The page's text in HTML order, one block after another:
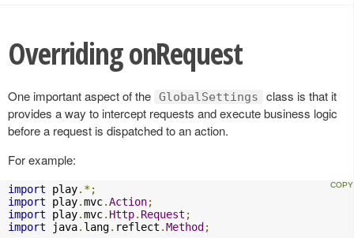
Overriding onRequest
One important aspect of the GlobalSettings
class is that it
provides a way to intercept requests and execute business logic
before a request is dispatched to an action.
For example:
import play.*;
import play.mvc.Action;
import play.mvc. Http. Request ;
import java. lang. reflect .Method ;